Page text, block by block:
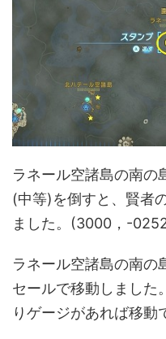
ラネール空諸島の南の
(中等)を倒すと、賢者
ました。(3000，-
ラネール空諸島の南の
セールで移動しました
りゲージがあれば移動